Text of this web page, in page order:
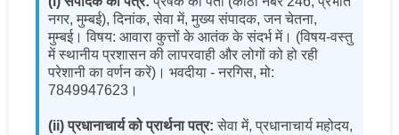
नगर, मुम्बई), दिनांक, सेवा में, मुख्य संपादक, जन चेतना,
मुम्बई। विषय: आवारा कुत्तों के आतंक के संदर्भ में। (विषय-वस्तु
में स्थानीय प्रशासन की लापरवाही और लोगों को हो रही
परेशानी का वर्णन करें)। भवदीया - नरगिस, मो:
7849947623।
(ii) प्रधानाचार्य को प्रार्थना पत्र: सेवा में, प्रधानाचार्य महोदय,